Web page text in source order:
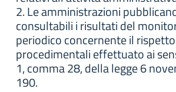
2. Le amministrazioni
consultabili i risultati del
periodico concernente il
procedimentali effettuato ai
1, comma 28, della legge 6
190.